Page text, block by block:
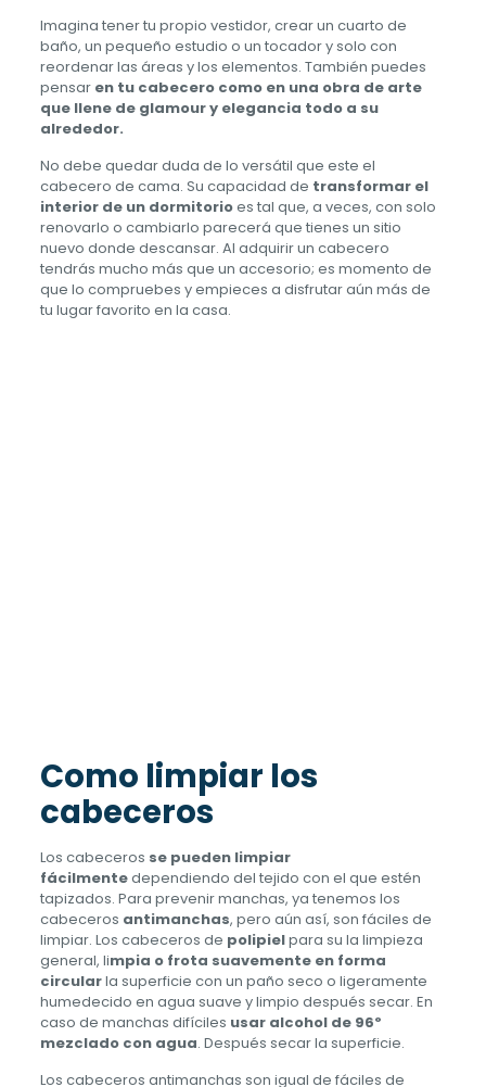
Imagina tener tu propio vestidor, crear un cuarto de
baño, un pequeño estudio o un tocador y solo con
reordenar las áreas y los elementos. También puedes
pensar en tu cabecero como en una obra de arte
que llene de glamour y elegancia todo a su
alrededor.
No debe quedar duda de lo versátil que este el
cabecero de cama. Su capacidad de transformar el
interior de un dormitorioes tal que, a veces, con solo
renovarlo o cambiarlo parecerá que tienes un sitio
nuevo donde descansar. Al adquirir un cabecero
tendrás mucho más que un accesorio; es momento de
que lo compruebes y empieces a disfrutar aún más de
tu lugar favorito en la casa.
Como limpiar los
cabeceros
Los cabeceros se pueden limpiar
fácilmentedependiendo del tejido con el que estén
tapizados. Para prevenir manchas, ya tenemos los
cabeceros antimanchas, pero aún así, son fáciles de
limpiar. Los cabeceros de polipielpara su la limpieza
general, limpia o frota suavemente en forma
circularla superficie con un paño seco o ligeramente
humedecido en agua suave y limpio después secar. En
caso de manchas difíciles usar alcohol de 96º
mezclado con agua. Después secar la superficie.
Los cabeceros antimanchas son igual de fáciles de